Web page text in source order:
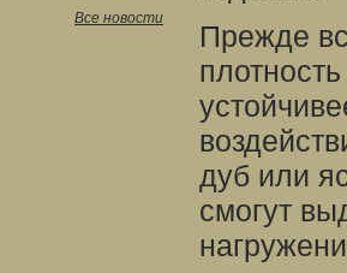
Все новости
Прежде
дуб или
смогут